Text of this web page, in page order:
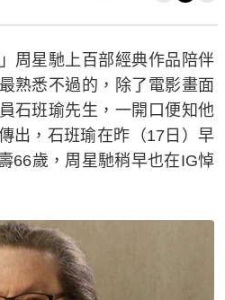
周星馳上百部經典作品陪伴
熟悉不過的，除了電影畫面
石班瑜先生，一開口便知他
出，石班瑜在昨（17日）早
66歲，周星馳稍早也在IG悼